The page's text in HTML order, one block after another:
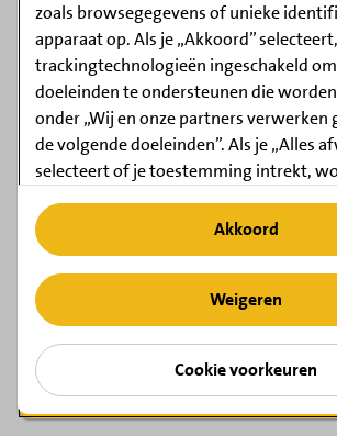
Boontjes schoonmaken
speel
video
af
Croque-monsieur
zoals browsegegevens of unieke
apparaat op. Als je „Akkoord”
trackingtechnologieën ingeschakeld
doeleinden te ondersteunen die
onder „Wij en onze partners verwerken
de volgende doeleinden”. Als je „Alles
selecteert of je toestemming intrekt,
sommige reclames en content die je ziet
minder relevant voor jou. Je kunt dit
moment vanuit Cookie voorkeuren
je keuzes te wijzigen of om je
trekken. Je keuzes zullen worden
onze volgende kanalen en apps: Bij het
websites. Raadpleeg ons privacybeleid
Weigeren
Akkoord
Cookie voorkeuren